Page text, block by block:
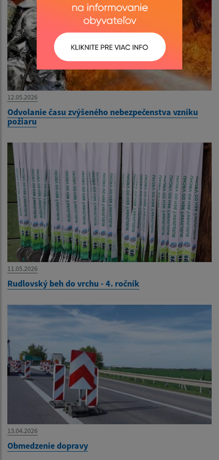
12.05.2026
Odvolanie času zvýšeného nebezpečenstva vzniku
požiaru
11.05.2026
Rudlovský beh do vrchu - 4. ročník
13.04.2026
Obmedzenie dopravy